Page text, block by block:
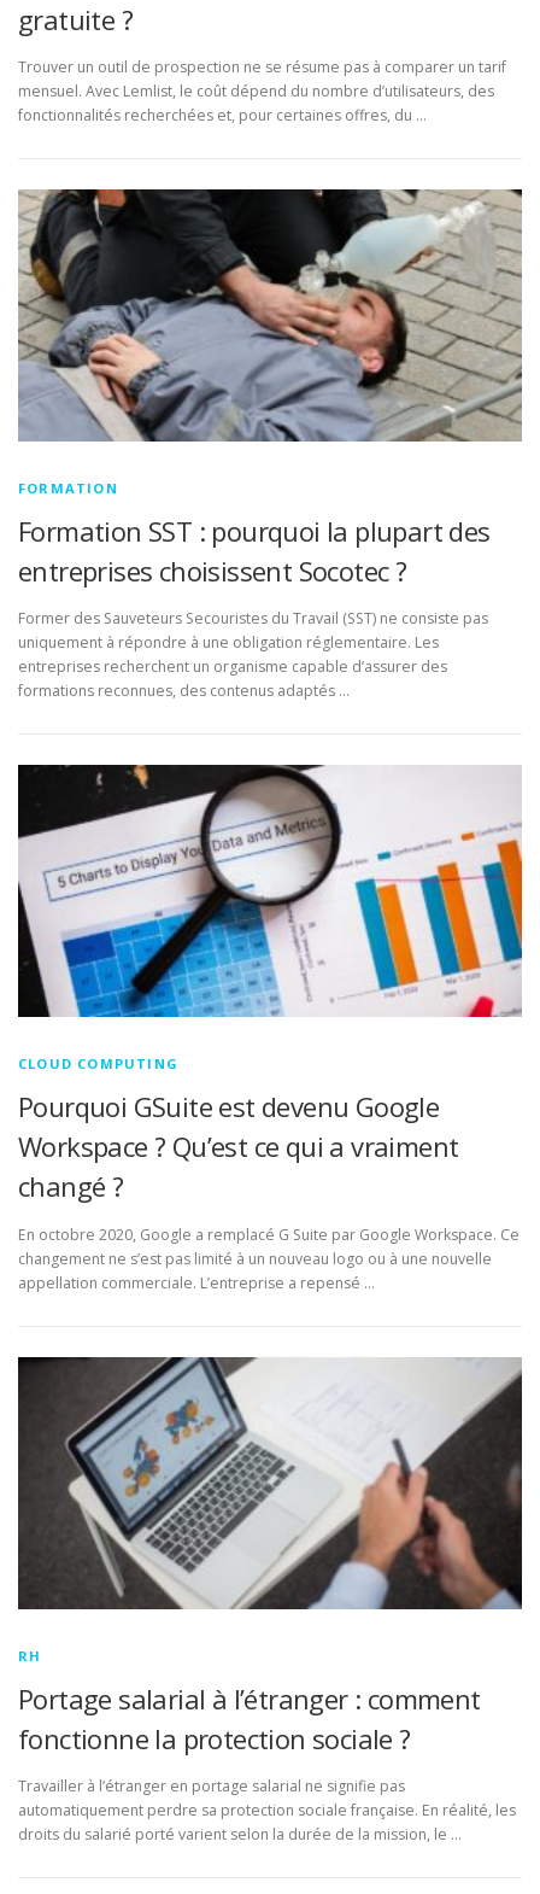
gratuite ?
Trouver un outil de prospection ne se résume pas à comparer un tarif
mensuel. Avec Lemlist, le coût dépend du nombre d’utilisateurs, des
fonctionnalités recherchées et, pour certaines offres, du …
FORMATION
Formation SST : pourquoi la plupart des
entreprises choisissent Socotec ?
Former des Sauveteurs Secouristes du Travail (SST) ne consiste pas
uniquement à répondre à une obligation réglementaire. Les
entreprises recherchent un organisme capable d’assurer des
formations reconnues, des contenus adaptés …
CLOUD COMPUTING
Pourquoi GSuite est devenu Google
Workspace ? Qu’est ce qui a vraiment
changé ?
En octobre 2020, Google a remplacé G Suite par Google Workspace. Ce
changement ne s’est pas limité à un nouveau logo ou à une nouvelle
appellation commerciale. L’entreprise a repensé …
RH
Portage salarial à l’étranger : comment
fonctionne la protection sociale ?
Travailler à l’étranger en portage salarial ne signifie pas
automatiquement perdre sa protection sociale française. En réalité, les
droits du salarié porté varient selon la durée de la mission, le …